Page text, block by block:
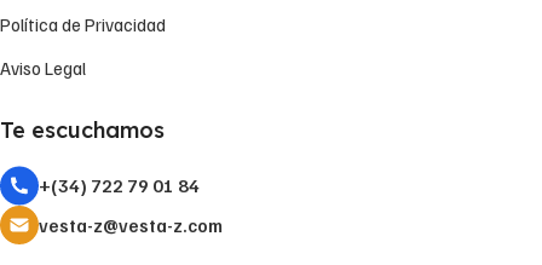
Política de Privacidad
Aviso Legal
Te escuchamos
+(34) 722 79 01 84
vesta-z@vesta-z.com